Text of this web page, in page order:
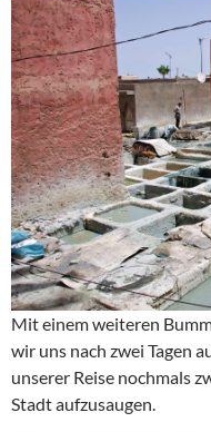
Mit einem weiteren
wir uns nach zwei Tagen
unserer Reise nochmals
Stadt aufzusaugen.